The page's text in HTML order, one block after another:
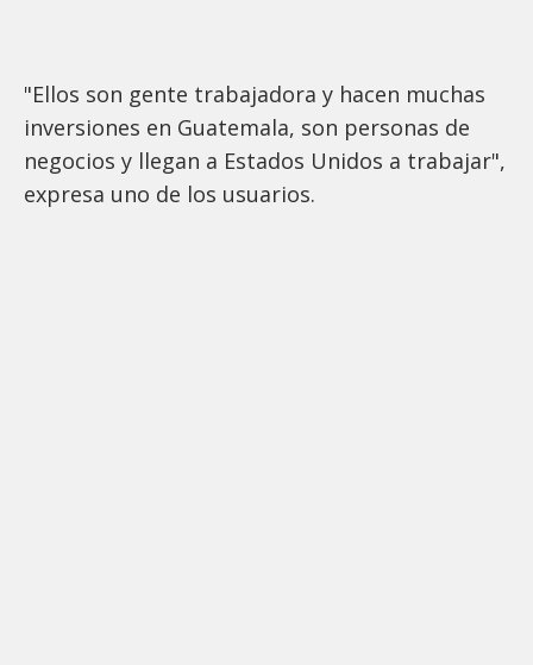
"Ellos son gente trabajadora y hacen muchas
inversiones en Guatemala, son personas de
negocios y llegan a Estados Unidos a trabajar",
expresa uno de los usuarios.